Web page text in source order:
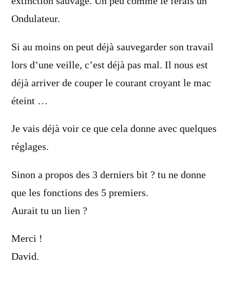
Ondulateur.
Si au moins on peut déjà sauvegarder son travail
lors d’une veille, c’est déjà pas mal. Il nous est
déjà arriver de couper le courant croyant le mac
éteint …
Je vais déjà voir ce que cela donne avec quelques
réglages.
Sinon a propos des 3 derniers bit ? tu ne donne
que les fonctions des 5 premiers.
Aurait tu un lien ?
Merci !
David.